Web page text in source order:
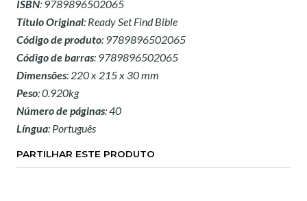
ISBN: 9789896502065
Título Original: Ready Set Find Bible
Código de produto: 9789896502065
Código de barras: 9789896502065
Dimensões: 220 x 215 x 30 mm
Peso: 0.920kg
Número de páginas: 40
Língua: Português
PARTILHAR ESTE PRODUTO